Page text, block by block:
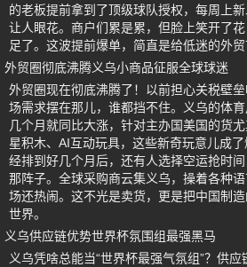
的老板提前拿到了顶级球队授权，每周上
让人眼花。商户们累是累，但脸上笑开了
足了。这波提前爆单，简直是给低迷的外贸
外贸圈彻底沸腾义乌小商品征服全球球迷
外贸圈现在彻底沸腾了！以前担心关税壁
场需求摆在那儿，谁都挡不住。义乌的体
几个月就同比大涨，针对主办国美国的货
星积木、AI互动玩具，这些新奇玩意儿成
经排到好几个月后，还有人选择空运抢时
那阵子。全球采购商云集义乌，操着各种
场还热闹。这不光是卖货，更是把中国制
世界。
义乌供应链优势世界杯氛围组最强黑马
义乌凭啥总能当“世界杯最强气氛组”？供